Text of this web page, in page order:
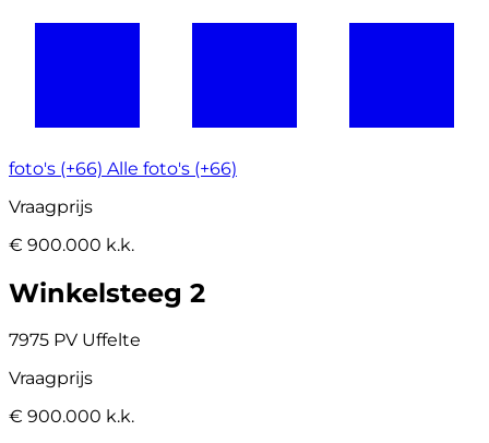
foto's (+66) Alle foto's (+66)
Vraagprijs
€ 900.000 k.k.
Winkelsteeg 2
7975 PV Uffelte
Vraagprijs
€ 900.000 k.k.